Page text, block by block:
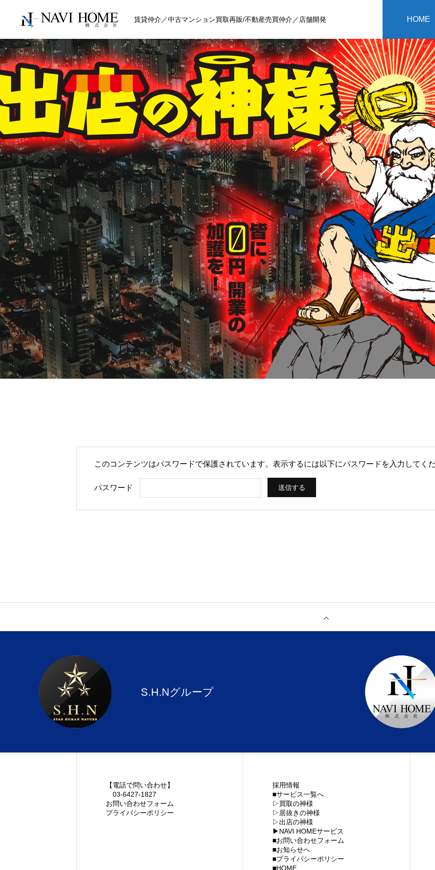
賃貸仲介／中古マンション買取再販/不動産売買仲介／店舗開発 HOME
HOME
NAVI HOME［賃貸仲介］ ［中古マンション買取再販］ ［不動産売買仲介］
サービス
お知らせ
【電話で問い合わせ】
プライバシーポリシー
このコンテンツはパスワードで保護されています。表示するには以下にパスワードを入力してく
パスワード
S.H.Nグループ
【電話で問い合わせ】
03-6427-1827
お問い合わせフォーム
プライバシーポリシー
採用情報
■サービス一覧へ
▷買取の神様
▷居抜きの神様
▷出店の神様
▶NAVI HOMEサービス
■お問い合わせフォーム
■お知らせへ
■プライバシーポリシー
■HOME